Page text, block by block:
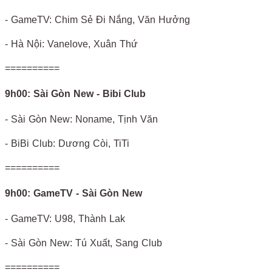
- GameTV: Chim Sẻ Đi Nắng, Văn Hưởng
- Hà Nội: Vanelove, Xuân Thứ
==========
9h00: Sài Gòn New - Bibi Club
- Sài Gòn New: Noname, Tịnh Văn
- BiBi Club: Dương Còi, TiTi
==========
9h00: GameTV - Sài Gòn New
- GameTV: U98, Thành Lak
- Sài Gòn New: Tú Xuất, Sang Club
==========